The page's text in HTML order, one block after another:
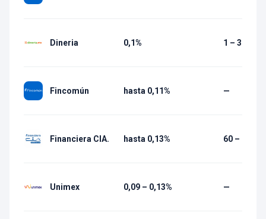
Dineria 0,1% 1 – 30 días
Fincomún hasta 0,11% —
Financiera CIA. hasta 0,13% 60 – 1 080
Unimex 0,09 – 0,13% —